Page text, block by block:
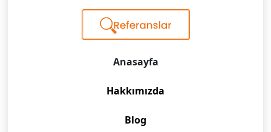
Anasayfa
Hakkımızda
Blog